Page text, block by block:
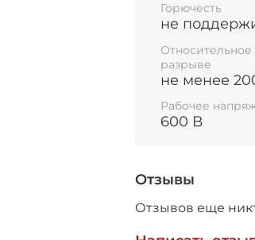
Не подлежит
Горючесть
не
разрыве
не менее
Рабочее
600 В
Отзывы
Отзывов еще